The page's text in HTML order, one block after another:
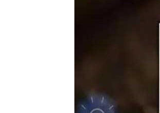
1万个想法不如1次的方案落地